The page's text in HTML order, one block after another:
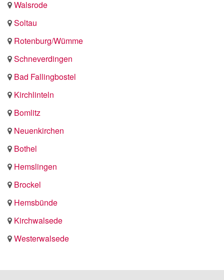
Walsrode
Soltau
Rotenburg/Wümme
Schneverdingen
Bad Fallingbostel
Kirchlinteln
Bomlitz
Neuenkirchen
Bothel
Hemslingen
Brockel
Hemsbünde
Kirchwalsede
Westerwalsede